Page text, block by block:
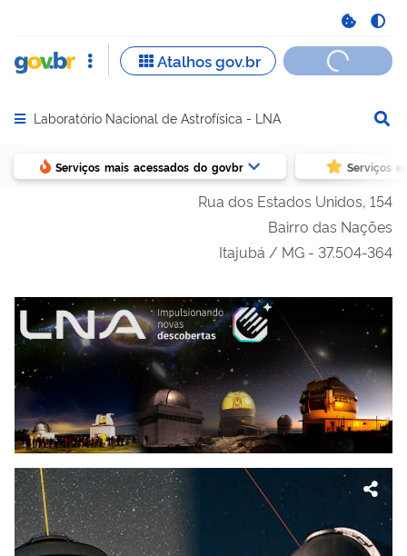
Abrir menu principal de navegação
Laboratório Nacional de Astrofísica - LNA
Serviços mais acessados do govbr Serviços
Rua dos Estados Unidos, 154
Bairro das Nações
Itajubá / MG - 37.504-364